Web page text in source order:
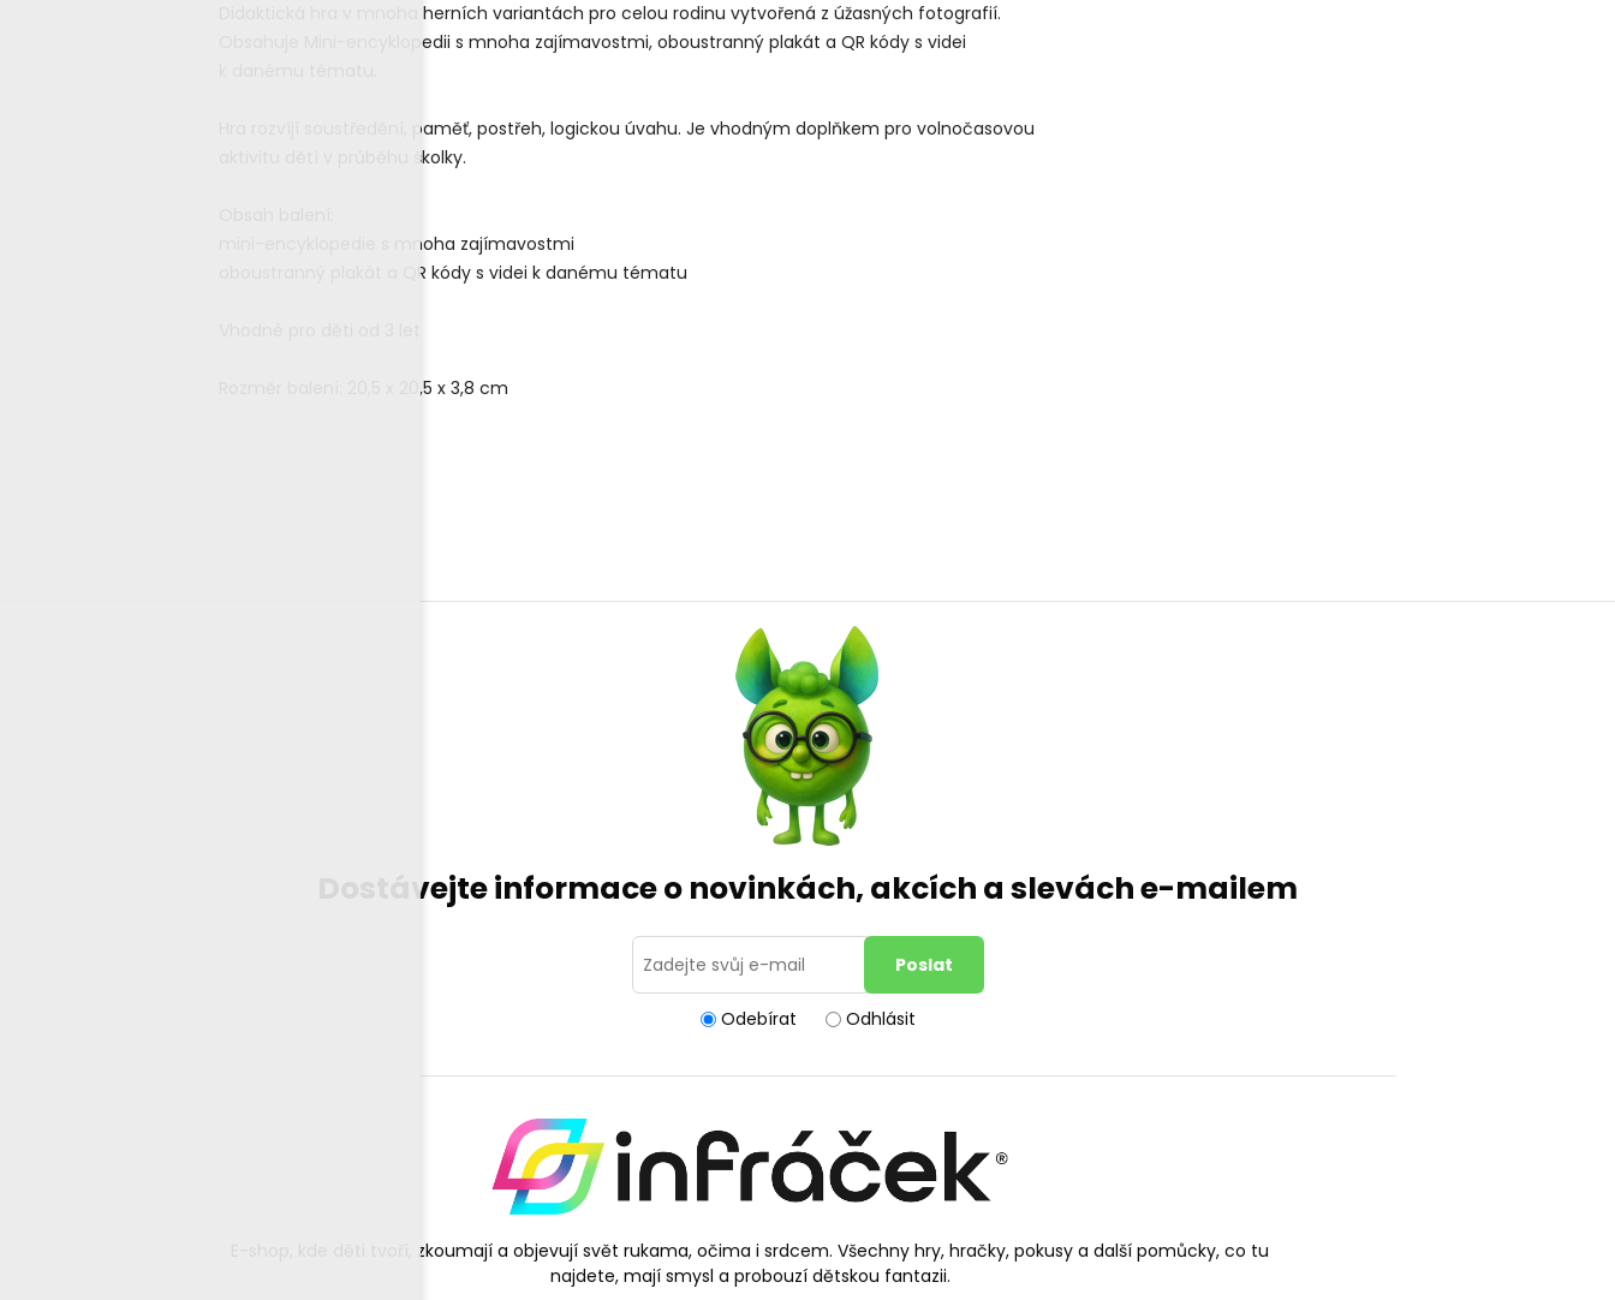
Didaktická hra v mnoha herních variantách pro celou rodinu vytvořená z úžasných fotografií.
Obsahuje Mini-encyklopedii s mnoha zajímavostmi, oboustranný plakát a QR kódy s videi
Hra rozvíjí soustředění, paměť, postřeh, logickou úvahu. Je vhodným doplňkem pro volnočasovou
aktivitu dětí v průběhu školky.
mini-encyklopedie s mnoha zajímavostmi
oboustranný plakát a QR kódy s videi k danému tématu
Rozměr balení: 20,5 x 20,5 x 3,8 cm
Dostávejte informace o novinkách, akcích a slevách e-mailem
Odebírat Odhlásit
E-shop, kde děti tvoří, zkoumají a objevují svět rukama, očima i srdcem. Všechny hry, hračky, pokusy a další pomůcky, co tu
najdete, mají smysl a probouzí dětskou fantazii.